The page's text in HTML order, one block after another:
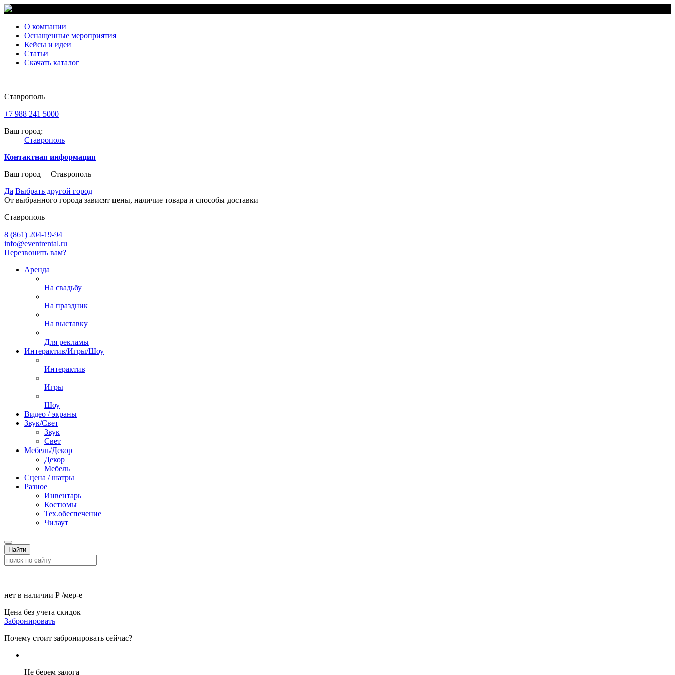
О компании
Оснащенные мероприятия
Кейсы и идеи
Статьи
Скачать каталог
Ставрополь
+7 988 241 5000
Ваш город:
Ставрополь
Контактная информация
Ваш город —Ставрополь
Да Выбрать другой город
От выбранного города зависят цены, наличие товара и способы доставки
Ставрополь
8 (861) 204-19-94
info@eventrental.ru
Перезвонить вам?
Аренда
На свадьбу
На праздник
На выставку
Для рекламы
Интерактив/Игры/Шоу
Интерактив
Игры
Шоу
Видео / экраны
Звук/Свет
Звук
Свет
Мебель/Декор
Декор
Мебель
Сцена / шатры
Разное
Инвентарь
Костюмы
Тех.обеспечение
Чилаут
Найти
нет в наличии Р /мер-е
Цена без учета скидок
Забронировать
Почему стоит забронировать сейчас?
Не берем залога